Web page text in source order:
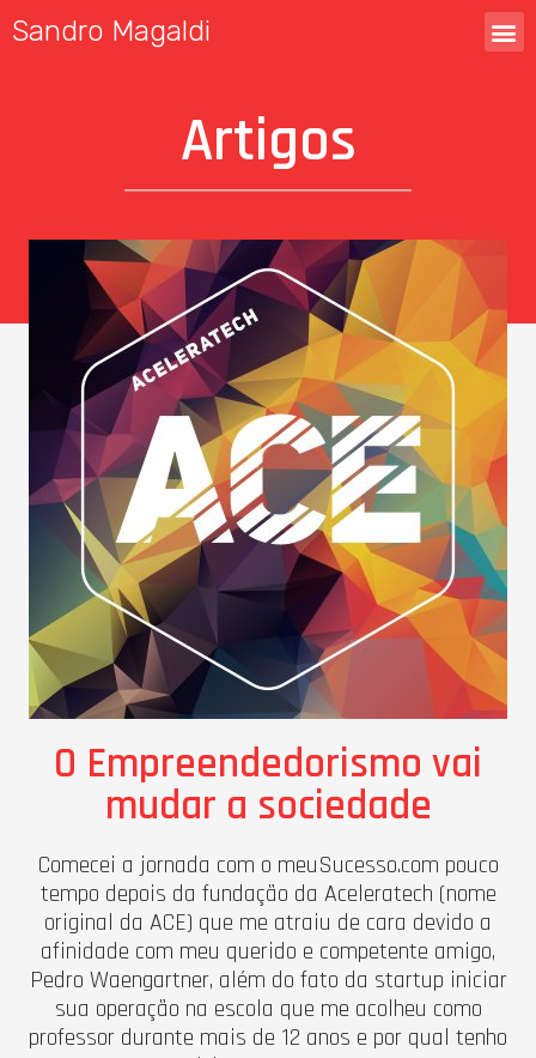
Sandro Magaldi
Artigos
O Empreendedorismo vai
mudar a sociedade
Comecei a jornada com o meuSucesso.com pouco
tempo depois da fundação da Aceleratech (nome
original da ACE) que me atraiu de cara devido a
afinidade com meu querido e competente amigo,
Pedro Waengartner, além do fato da startup iniciar
sua operação na escola que me acolheu como
professor durante mais de 12 anos e por qual tenho